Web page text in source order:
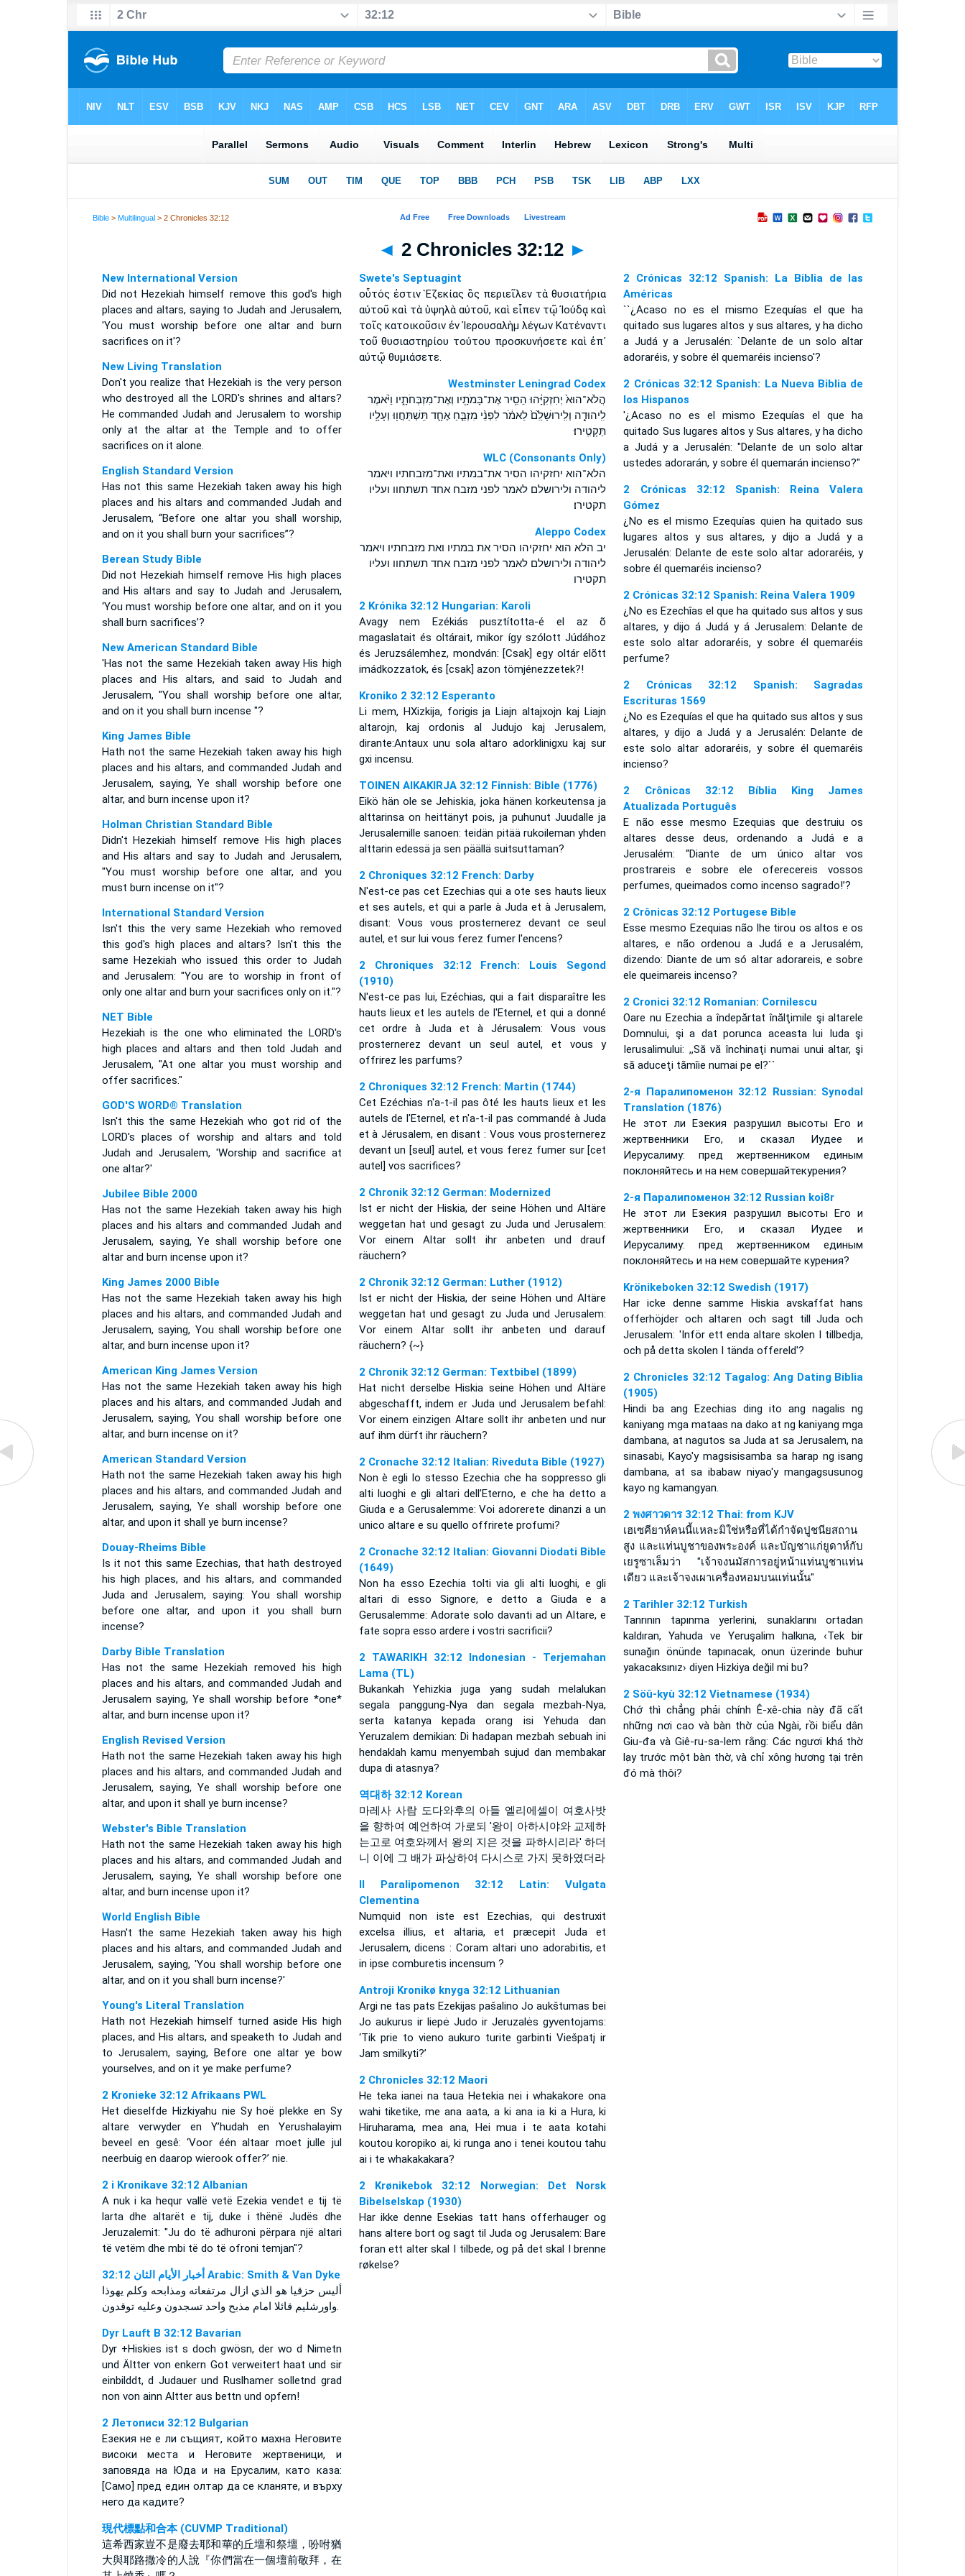
Bible >Multilingual > 2 Chronicles 32:12
◄ 2 Chronicles 32:12 ►
New International Version
Did not Hezekiah himself remove this god's high
places and altars, saying to Judah and Jerusalem,
'You must worship before one altar and burn
sacrifices on it'?
New Living Translation
Don't you realize that Hezekiah is the very person
who destroyed all the LORD's shrines and altars?
He commanded Judah and Jerusalem to worship
only at the altar at the Temple and to offer
sacrifices on it alone.
English Standard Version
Has not this same Hezekiah taken away his high
places and his altars and commanded Judah and
Jerusalem, “Before one altar you shall worship,
and on it you shall burn your sacrifices”?
Berean Study Bible
Did not Hezekiah himself remove His high places
and His altars and say to Judah and Jerusalem,
‘You must worship before one altar, and on it you
shall burn sacrifices’?
New American Standard Bible
'Has not the same Hezekiah taken away His high
places and His altars, and said to Judah and
Jerusalem, "You shall worship before one altar,
and on it you shall burn incense "?
King James Bible
Hath not the same Hezekiah taken away his high
places and his altars, and commanded Judah and
Jerusalem, saying, Ye shall worship before one
altar, and burn incense upon it?
Holman Christian Standard Bible
Didn't Hezekiah himself remove His high places
and His altars and say to Judah and Jerusalem,
"You must worship before one altar, and you
must burn incense on it"?
International Standard Version
Isn't this the very same Hezekiah who removed
this god's high places and altars? Isn't this the
same Hezekiah who issued this order to Judah
and Jerusalem: "You are to worship in front of
only one altar and burn your sacrifices only on it."?
NET Bible
Hezekiah is the one who eliminated the LORD's
high places and altars and then told Judah and
Jerusalem, "At one altar you must worship and
offer sacrifices."
GOD'S WORD® Translation
Isn't this the same Hezekiah who got rid of the
LORD's places of worship and altars and told
Judah and Jerusalem, 'Worship and sacrifice at
one altar?'
Jubilee Bible 2000
Has not the same Hezekiah taken away his high
places and his altars and commanded Judah and
Jerusalem, saying, Ye shall worship before one
altar and burn incense upon it?
King James 2000 Bible
Has not the same Hezekiah taken away his high
places and his altars, and commanded Judah and
Jerusalem, saying, You shall worship before one
altar, and burn incense upon it?
American King James Version
Has not the same Hezekiah taken away his high
places and his altars, and commanded Judah and
Jerusalem, saying, You shall worship before one
altar, and burn incense on it?
American Standard Version
Hath not the same Hezekiah taken away his high
places and his altars, and commanded Judah and
Jerusalem, saying, Ye shall worship before one
altar, and upon it shall ye burn incense?
Douay-Rheims Bible
Is it not this same Ezechias, that hath destroyed
his high places, and his altars, and commanded
Juda and Jerusalem, saying: You shall worship
before one altar, and upon it you shall burn
incense?
Darby Bible Translation
Has not the same Hezekiah removed his high
places and his altars, and commanded Judah and
Jerusalem saying, Ye shall worship before *one*
altar, and burn incense upon it?
English Revised Version
Hath not the same Hezekiah taken away his high
places and his altars, and commanded Judah and
Jerusalem, saying, Ye shall worship before one
altar, and upon it shall ye burn incense?
Webster's Bible Translation
Hath not the same Hezekiah taken away his high
places and his altars, and commanded Judah and
Jerusalem, saying, Ye shall worship before one
altar, and burn incense upon it?
World English Bible
Hasn't the same Hezekiah taken away his high
places and his altars, and commanded Judah and
Jerusalem, saying, 'You shall worship before one
altar, and on it you shall burn incense?'
Young's Literal Translation
Hath not Hezekiah himself turned aside His high
places, and His altars, and speaketh to Judah and
to Jerusalem, saying, Before one altar ye bow
yourselves, and on it ye make perfume?
2 Kronieke 32:12 Afrikaans PWL
Het dieselfde Hizkiyahu nie Sy hoë plekke en Sy
altare verwyder en Y’hudah en Yerushalayim
beveel en gesê: ‘Voor één altaar moet julle jul
neerbuig en daarop wierook offer?’ nie.
2 i Kronikave 32:12 Albanian
A nuk i ka hequr vallë vetë Ezekia vendet e tij të
larta dhe altarët e tij, duke i thënë Judës dhe
Jeruzalemit: "Ju do të adhuroni përpara një altari
të vetëm dhe mbi të do të ofroni temjan"?
ﺃﺧﺒﺎﺭ ﺍﻷﻳﺎﻡ ﺍﻟﺜﺎﻥ 32:12 Arabic: Smith & Van Dyke
أليس حزقيا هو الذي ازال مرتفعاته ومذابحه وكلم يهوذا
واورشليم قائلا امام مذبح واحد تسجدون وعليه توقدون.
Dyr Lauft B 32:12 Bavarian
Dyr +Hiskies ist s doch gwösn, der wo d Nimetn
und Ältter von enkern Got verweitert haat und sir
einbilddt, d Judauer und Ruslhamer solletnd grad
non von ainn Altter aus bettn und opfern!
2 Летописи 32:12 Bulgarian
Езекия не е ли същият, който махна Неговите
високи места и Неговите жертвеници, и
заповяда на Юда и на Ерусалим, като каза:
[Само] пред един олтар да се кланяте, и върху
него да кадите?
現代標點和合本 (CUVMP Traditional)
這希西家豈不是廢去耶和華的丘壇和祭壇，吩咐猶
大與耶路撒冷的人說『你們當在一個壇前敬拜，在
Swete's Septuagint
οὗτός ἐστιν Ἑζεκίας ὃς περιεῖλεν τὰ θυσιατήρια
αὐτοῦ καὶ τὰ ὑψηλὰ αὐτοῦ, καὶ εἶπεν τῷ Ἰούδᾳ καὶ
τοῖς κατοικοῦσιν ἐν Ἰερουσαλὴμ λέγων Κατέναντι
τοῦ θυσιαστηρίου τούτου προσκυνήσετε καὶ ἐπ᾽
αὐτῷ θυμιάσετε.
Westminster Leningrad Codex
הֲלֹא־הוּא֙ יְחִזְקִיָּ֔הוּ הֵסִ֥יר אֶת־בָּמֹתָ֖יו וְאֶת־מִזְבְּחֹתָ֑יו וַיֹּ֨אמֶר
לִֽיהוּדָ֤ה וְלִֽירוּשָׁלִַ֙ם֙ לֵאמֹ֔ר לִפְנֵ֨י מִזְבֵּ֧חַ אֶחָ֛ד תִּֽשְׁתַּחֲו֖וּ וְעָלָ֥יו
תַּקְטִֽירוּ׃
WLC (Consonants Only)
הלא־הוא יחזקיהו הסיר את־במתיו ואת־מזבחתיו ויאמר
ליהודה ולירושלם לאמר לפני מזבח אחד תשתחוו ועליו
תקטירו׃
Aleppo Codex
יב הלא הוא יחזקיהו הסיר את במתיו ואת מזבחתיו ויאמר
ליהודה ולירושלם לאמר לפני מזבח אחד תשתחוו ועליו
תקטירו
2 Krónika 32:12 Hungarian: Karoli
Avagy nem Ezékiás pusztította-é el az õ
magaslatait és oltárait, mikor így szólott Júdához
és Jeruzsálemhez, mondván: [Csak] egy oltár elõtt
imádkozzatok, és [csak] azon tömjénezzetek?!
Kroniko 2 32:12 Esperanto
Li mem, HXizkija, forigis ja Liajn altajxojn kaj Liajn
altarojn, kaj ordonis al Judujo kaj Jerusalem,
dirante:Antaux unu sola altaro adorklinigxu kaj sur
gxi incensu.
TOINEN AIKAKIRJA 32:12 Finnish: Bible (1776)
Eikö hän ole se Jehiskia, joka hänen korkeutensa ja
alttarinsa on heittänyt pois, ja puhunut Juudalle ja
Jerusalemille sanoen: teidän pitää rukoileman yhden
alttarin edessä ja sen päällä suitsuttaman?
2 Chroniques 32:12 French: Darby
N'est-ce pas cet Ezechias qui a ote ses hauts lieux
et ses autels, et qui a parle à Juda et à Jerusalem,
disant: Vous vous prosternerez devant ce seul
autel, et sur lui vous ferez fumer l'encens?
2 Chroniques 32:12 French: Louis Segond
(1910)
N'est-ce pas lui, Ezéchias, qui a fait disparaître les
hauts lieux et les autels de l'Eternel, et qui a donné
cet ordre à Juda et à Jérusalem: Vous vous
prosternerez devant un seul autel, et vous y
offrirez les parfums?
2 Chroniques 32:12 French: Martin (1744)
Cet Ezéchias n'a-t-il pas ôté les hauts lieux et les
autels de l'Eternel, et n'a-t-il pas commandé à Juda
et à Jérusalem, en disant : Vous vous prosternerez
devant un [seul] autel, et vous ferez fumer sur [cet
autel] vos sacrifices?
2 Chronik 32:12 German: Modernized
Ist er nicht der Hiskia, der seine Höhen und Altäre
weggetan hat und gesagt zu Juda und Jerusalem:
Vor einem Altar sollt ihr anbeten und drauf
räuchern?
2 Chronik 32:12 German: Luther (1912)
Ist er nicht der Hiskia, der seine Höhen und Altäre
weggetan hat und gesagt zu Juda und Jerusalem:
Vor einem Altar sollt ihr anbeten und darauf
räuchern? {~}
2 Chronik 32:12 German: Textbibel (1899)
Hat nicht derselbe Hiskia seine Höhen und Altäre
abgeschafft, indem er Juda und Jerusalem befahl:
Vor einem einzigen Altare sollt ihr anbeten und nur
auf ihm dürft ihr räuchern?
2 Cronache 32:12 Italian: Riveduta Bible (1927)
Non è egli lo stesso Ezechia che ha soppresso gli
alti luoghi e gli altari dell’Eterno, e che ha detto a
Giuda e a Gerusalemme: Voi adorerete dinanzi a un
unico altare e su quello offrirete profumi?
2 Cronache 32:12 Italian: Giovanni Diodati Bible
(1649)
Non ha esso Ezechia tolti via gli alti luoghi, e gli
altari di esso Signore, e detto a Giuda e a
Gerusalemme: Adorate solo davanti ad un Altare, e
fate sopra esso ardere i vostri sacrificii?
2 TAWARIKH 32:12 Indonesian - Terjemahan
Lama (TL)
Bukankah Yehizkia juga yang sudah melalukan
segala panggung-Nya dan segala mezbah-Nya,
serta katanya kepada orang isi Yehuda dan
Yeruzalem demikian: Di hadapan mezbah sebuah ini
hendaklah kamu menyembah sujud dan membakar
dupa di atasnya?
역대하 32:12 Korean
마레사 사람 도다와후의 아들 엘리에셀이 여호사밧
을 향하여 예언하여 가로되 '왕이 아하시야와 교제하
는고로 여호와께서 왕의 지은 것을 파하시리라' 하더
니 이에 그 배가 파상하여 다시스로 가지 못하였더라
II Paralipomenon 32:12 Latin: Vulgata
Clementina
Numquid non iste est Ezechias, qui destruxit
excelsa illius, et altaria, et præcepit Juda et
Jerusalem, dicens : Coram altari uno adorabitis, et
in ipse comburetis incensum ?
Antroji Kronikø knyga 32:12 Lithuanian
Argi ne tas pats Ezekijas pašalino Jo aukštumas bei
Jo aukurus ir liepė Judo ir Jeruzalės gyventojams:
‘Tik prie to vieno aukuro turite garbinti Viešpatį ir
Jam smilkyti?’
2 Chronicles 32:12 Maori
He teka ianei na taua Hetekia nei i whakakore ona
wahi tiketike, me ana aata, a ki ana ia ki a Hura, ki
Hiruharama, mea ana, Hei mua i te aata kotahi
koutou koropiko ai, ki runga ano i tenei koutou tahu
ai i te whakakakara?
2 Krønikebok 32:12 Norwegian: Det Norsk
Bibelselskap (1930)
Har ikke denne Esekias tatt hans offerhauger og
hans altere bort og sagt til Juda og Jerusalem: Bare
foran ett alter skal I tilbede, og på det skal I brenne
røkelse?
2 Crónicas 32:12 Spanish: La Biblia de las
Américas
``¿Acaso no es el mismo Ezequías el que ha
quitado sus lugares altos y sus altares, y ha dicho
a Judá y a Jerusalén: `Delante de un solo altar
adoraréis, y sobre él quemaréis incienso'?
2 Crónicas 32:12 Spanish: La Nueva Biblia de
los Hispanos
'¿Acaso no es el mismo Ezequías el que ha
quitado Sus lugares altos y Sus altares, y ha dicho
a Judá y a Jerusalén: "Delante de un solo altar
ustedes adorarán, y sobre él quemarán incienso?"
2 Crónicas 32:12 Spanish: Reina Valera
Gómez
¿No es el mismo Ezequías quien ha quitado sus
lugares altos y sus altares, y dijo a Judá y a
Jerusalén: Delante de este solo altar adoraréis, y
sobre él quemaréis incienso?
2 Crónicas 32:12 Spanish: Reina Valera 1909
¿No es Ezechîas el que ha quitado sus altos y sus
altares, y dijo á Judá y á Jerusalem: Delante de
este solo altar adoraréis, y sobre él quemaréis
perfume?
2 Crónicas 32:12 Spanish: Sagradas
Escrituras 1569
¿No es Ezequías el que ha quitado sus altos y sus
altares, y dijo a Judá y a Jerusalén: Delante de
este solo altar adoraréis, y sobre él quemaréis
incienso?
2 Crônicas 32:12 Bíblia King James
Atualizada Português
E não esse mesmo Ezequias que destruiu os
altares desse deus, ordenando a Judá e a
Jerusalém: “Diante de um único altar vos
prostrareis e sobre ele oferecereis vossos
perfumes, queimados como incenso sagrado!’?
2 Crônicas 32:12 Portugese Bible
Esse mesmo Ezequias não lhe tirou os altos e os
altares, e não ordenou a Judá e a Jerusalém,
dizendo: Diante de um só altar adorareis, e sobre
ele queimareis incenso?
2 Cronici 32:12 Romanian: Cornilescu
Oare nu Ezechia a îndepărtat înălţimile şi altarele
Domnului, şi a dat porunca aceasta lui Iuda şi
Ierusalimului: ,,Să vă închinaţi numai unui altar, şi
să aduceţi tămîie numai pe el?``
2-я Паралипоменон 32:12 Russian: Synodal
Translation (1876)
Не этот ли Езекия разрушил высоты Его и
жертвенники Его, и сказал Иудее и
Иерусалиму: пред жертвенником единым
поклоняйтесь и на нем совершайтекурения?
2-я Паралипоменон 32:12 Russian koi8r
Не этот ли Езекия разрушил высоты Его и
жертвенники Его, и сказал Иудее и
Иерусалиму: пред жертвенником единым
поклоняйтесь и на нем совершайте курения?
Krönikeboken 32:12 Swedish (1917)
Har icke denne samme Hiskia avskaffat hans
offerhöjder och altaren och sagt till Juda och
Jerusalem: 'Inför ett enda altare skolen I tillbedja,
och på detta skolen I tända offereld'?
2 Chronicles 32:12 Tagalog: Ang Dating Biblia
(1905)
Hindi ba ang Ezechias ding ito ang nagalis ng
kaniyang mga mataas na dako at ng kaniyang mga
dambana, at nagutos sa Juda at sa Jerusalem, na
sinasabi, Kayo'y magsisisamba sa harap ng isang
dambana, at sa ibabaw niyao'y mangagsusunog
kayo ng kamangyan.
2 พงศาวดาร 32:12 Thai: from KJV
เฮเซคียาห์คนนี้แหละมิใช่หรือที่ได้กำจัดปูชนียสถาน
สูง และแท่นบูชาของพระองค์ และบัญชาแก่ยูดาห์กับ
เยรูซาเล็มว่า "เจ้าจงนมัสการอยู่หน้าแท่นบูชาแท่น
เดียว และเจ้าจงเผาเครื่องหอมบนแท่นนั้น"
2 Tarihler 32:12 Turkish
Tanrının tapınma yerlerini, sunaklarını ortadan
kaldıran, Yahuda ve Yeruşalim halkına, ‹Tek bir
sunağın önünde tapınacak, onun üzerinde buhur
yakacaksınız› diyen Hizkiya değil mi bu?
2 Söû-kyù 32:12 Vietnamese (1934)
Chớ thì chẳng phải chính Ê-xê-chia này đã cất
những nơi cao và bàn thờ của Ngài, rồi biểu dân
Giu-đa và Giê-ru-sa-lem rằng: Các ngươi khá thờ
lạy trước một bàn thờ, và chỉ xông hương tại trên
đó mà thôi?